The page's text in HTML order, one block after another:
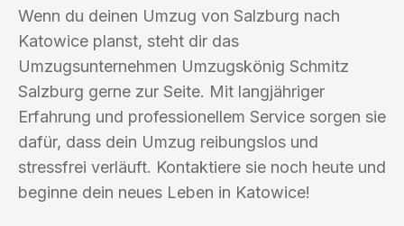
Wenn du deinen Umzug von Salzburg nach
Katowice planst, steht dir das
Umzugsunternehmen Umzugskönig Schmitz
Salzburg gerne zur Seite. Mit langjähriger
Erfahrung und professionellem Service sorgen sie
dafür, dass dein Umzug reibungslos und
stressfrei verläuft. Kontaktiere sie noch heute und
beginne dein neues Leben in Katowice!